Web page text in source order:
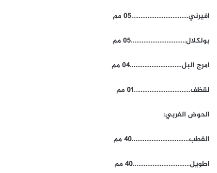
افيرني…………………………..05 مم
بولكلال………………………….05 مم
امرج البل………………………..04 مم
لقظف…………………………..01 مم
الحوض الغربي:
القطب…………………………..40 مم
اطويل…………………………..40 مم